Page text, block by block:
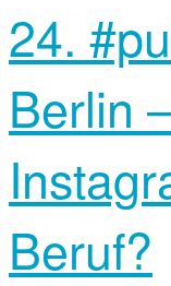
24.
Berlin
Beruf?